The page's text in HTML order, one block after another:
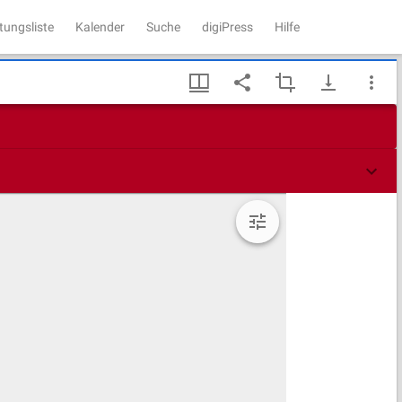
Kalender Suche digiPress Hilfe